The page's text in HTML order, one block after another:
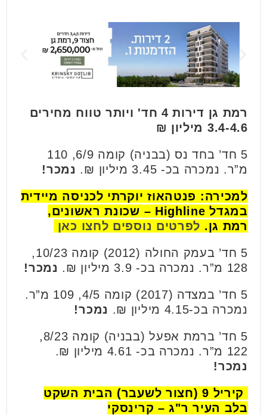
רמת גן דירות 4 חד' ויותר טווח מחירים
3.4-4.6 מיליון ₪
5 חד’ בחד נס (בבניה) קומה 6/9, 110
מ”ר. נמכרה בכ- 3.45 מיליון ₪.
נמכר!
למכירה: פנטהאוז יוקרתי לכניסה מיידית
במגדל Highline – שכונת ראשונים,
רמת גן. לפרטים נוספים לחצו כאן
5 חד’ בעמק החולה (2012) קומה 10/23,
128 מ”ר. נמכרה בכ- 3.9 מיליון ₪.
נמכר!
5 חד’ במצדה (2017) קומה 4/5, 109 מ”ר.
נמכרה בכ-4.15 מיליון ₪.
נמכר!
5 חד’ ברמת אפעל (בבניה) קומה 8/23,
122 מ”ר. נמכרה בכ- 4.61 מיליון ₪.
נמכר!
קיריל 9 (חצור לשעבר) הבית השקט
בלב העיר ר"ג – קרינסקי